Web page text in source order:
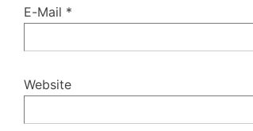
E-Mail *
Website